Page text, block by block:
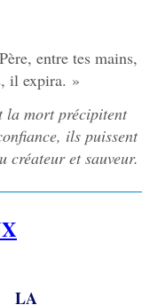
entre tes mains,
il expira. »
la mort précipitent
ils puissent
créateur et sauveur.
LA